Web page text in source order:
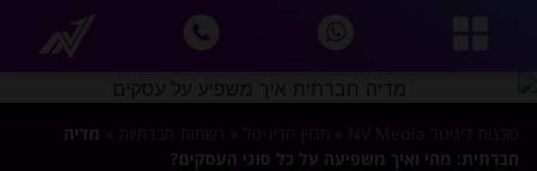
»
»
» מדיה
חברתית: מהי ואיך משפיעה על כל סוגי העסקים?